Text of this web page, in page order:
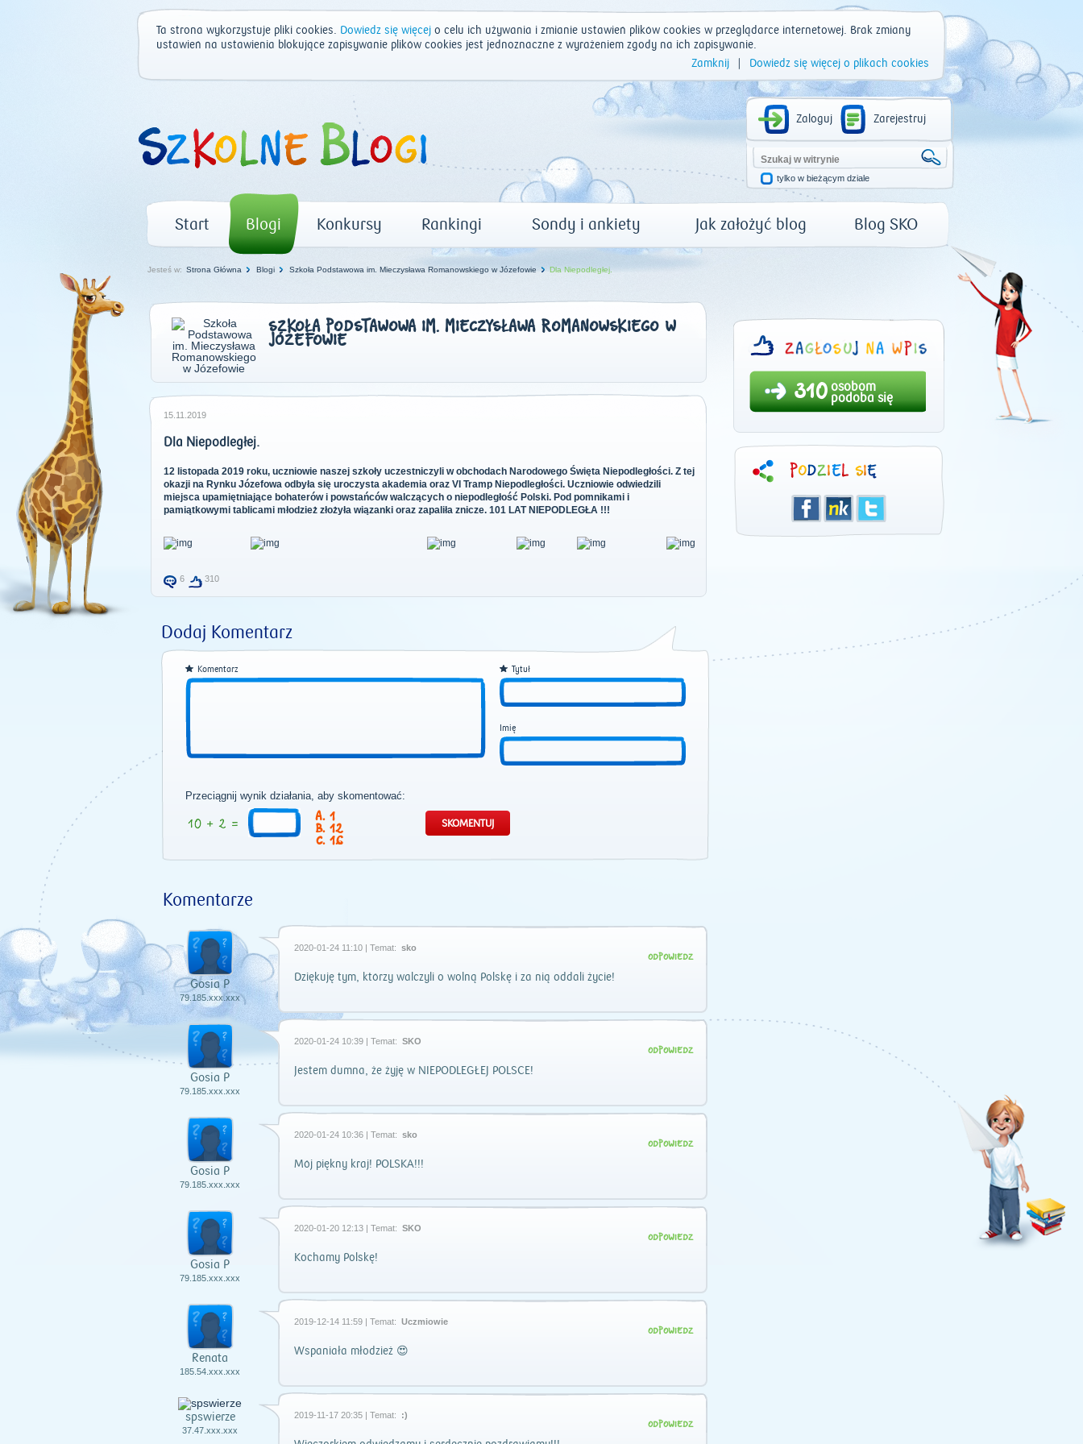
Ta strona wykorzystuje pliki cookies. Dowiedz się więcejo celu ich używania i zmianie ustawień plików cookies w przeglądarce internetowej. Brak zmiany
ustawień na ustawienia blokujące zapisywanie plików cookies jest jednoznaczne z wyrażeniem zgody na ich zapisywanie.
Zamknij
Dowiedz się więcej o plikach cookies
Zaloguj Zarejestruj
tylko w bieżącym dziale
Start Blogi Konkursy Rankingi Sondy i ankiety Jak założyć blog Blog SKO
Jesteś w: Strona Główna Blogi Szkoła Podstawowa im. Mieczysława Romanowskiego w Józefowie Dla Niepodległej.
SZKOŁA PODSTAWOWA IM. MIECZYSŁAWA ROMANOWSKIEGO W
JÓZEFOWIE
15.11.2019
Dla Niepodległej.
12 listopada 2019 roku, uczniowie naszej szkoły uczestniczyli w obchodach Narodowego Święta Niepodległości. Z tej
okazji na Rynku Józefowa odbyła się uroczysta akademia oraz VI Tramp Niepodległości. Uczniowie odwiedzili
miejsca upamiętniające bohaterów i powstańców walczących o niepodległość Polski. Pod pomnikami i
pamiątkowymi tablicami młodzież złożyła wiązanki oraz zapaliła znicze. 101 LAT NIEPODLEGŁA !!!
6 310
Dodaj Komentarz
Komentarz Tytuł
Imię
Przeciągnij wynik działania, aby skomentować:
1
12
16
Komentarze
Gosia P
79.185.xxx.xxx
2020-01-24 11:10 | Temat: sko
ODPOWIEDZ
Dziękuję tym, którzy walczyli o wolną Polskę i za nią oddali życie!
Gosia P
79.185.xxx.xxx
2020-01-24 10:39 | Temat: SKO
ODPOWIEDZ
Jestem dumna, że żyję w NIEPODLEGŁEJ POLSCE!
Gosia P
79.185.xxx.xxx
2020-01-24 10:36 | Temat: sko
ODPOWIEDZ
Mój piękny kraj! POLSKA!!!
Gosia P
79.185.xxx.xxx
2020-01-20 12:13 | Temat: SKO
ODPOWIEDZ
Kochamy Polskę!
Renata
185.54.xxx.xxx
2019-12-14 11:59 | Temat: Uczmiowie
ODPOWIEDZ
Wspaniała młodzież 😍
spswierze
37.47.xxx.xxx
2019-11-17 20:35 | Temat: :)
ODPOWIEDZ
310osobom
podoba się